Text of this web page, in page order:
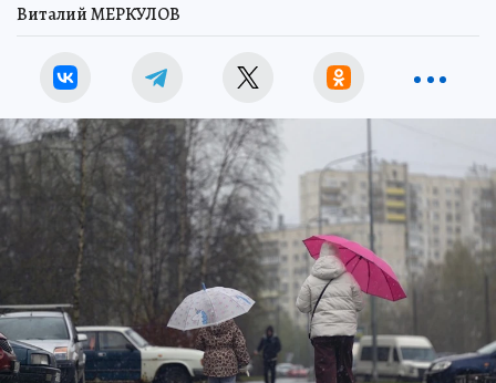
Виталий МЕРКУЛОВ